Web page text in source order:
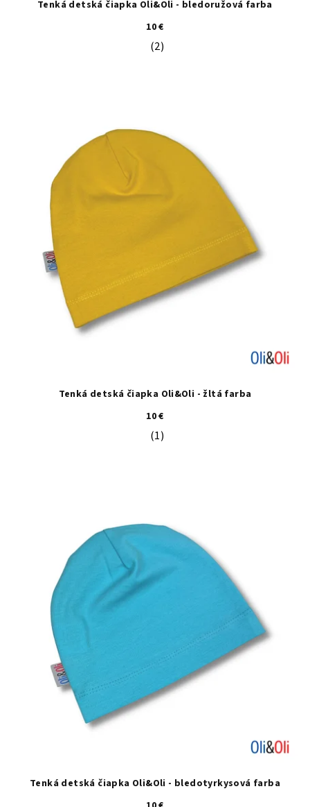
Tenká detská čiapka Oli&Oli - bledoružová farba
10 €
Priemerné hodnotenie produktu
(2)
Tenká detská čiapka Oli&Oli - žltá farba
10 €
Priemerné hodnotenie produktu
(1)
Tenká detská čiapka Oli&Oli - bledotyrkysová farba